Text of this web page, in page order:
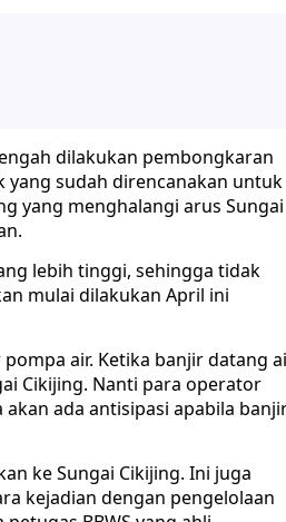
dilakukan pembongkaran
yang sudah direncanakan untuk
yang menghalangi arus Sungai
lebih tinggi, sehingga tidak
mulai dilakukan April ini
air. Ketika banjir datang
Cikijing. Nanti para operator
ada antisipasi apabila
ke Sungai Cikijing. Ini juga
kejadian dengan pengelolaan